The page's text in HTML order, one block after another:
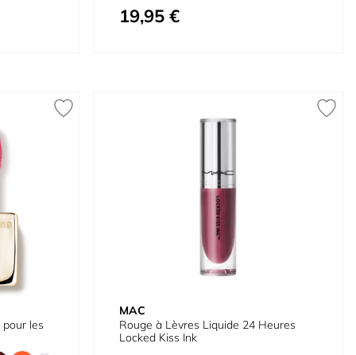
À partir de
19,95 €
pour les
MAC
Rouge à Lèvres Liquide 24 Heures
Locked Kiss Ink